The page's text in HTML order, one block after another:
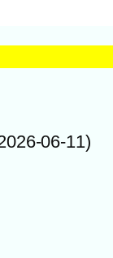
06-11)